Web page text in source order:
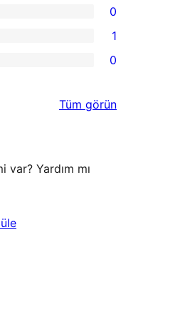
0
1
0
Tüm değerlendirmeleri
görün
Yardım mı